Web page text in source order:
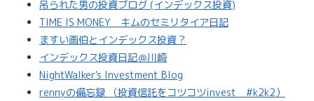
吊られた男の投資ブログ (インデックス投資)
TIME IS MONEY キムのセミリタイア日記
ますい画伯とインデックス投資？
インデックス投資日記＠川崎
NightWalker's Investment Blog
rennyの備忘録 （投資信託をコツコツinvest #k2k2）